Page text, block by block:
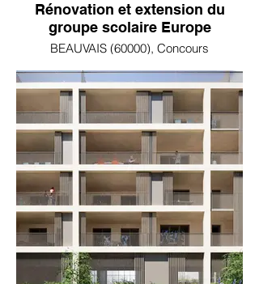
Rénovation et extension du
groupe scolaire Europe
BEAUVAIS (60000), Concours